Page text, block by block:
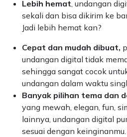
Lebih hemat, undangan
sekali dan bisa dikirim ke
Jadi lebih hemat kan?
Cepat dan mudah dibuat,
undangan digital tidak
sehingga sangat cocok
undangan dalam waktu
Banyak pilihan tema dan
yang mewah, elegan, fun,
lainnya, undangan digital
sesuai dengan keinginanmu.